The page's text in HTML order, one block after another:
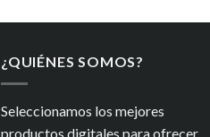
original
$500.00.
actual
¿QUIÉNES SOMOS?
Seleccionamos los mejores
productos digitales para ofrecer